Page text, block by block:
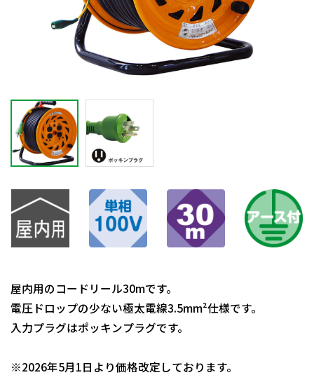
屋内用のコードリール30mです。
電圧ドロップの少ない極太電線3.5mm²仕様です。
入力プラグはポッキンプラグです。
※2026年5月1日より価格改定しております。